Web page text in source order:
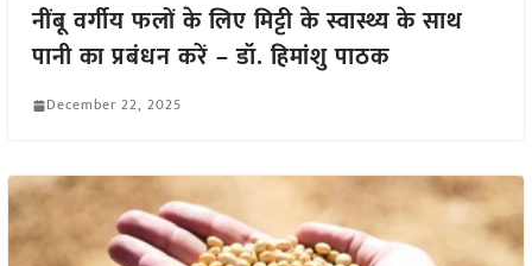
नींबू वर्गीय फलों के लिए मिट्टी के स्वास्थ्य के साथ
पानी का प्रबंधन करें – डॉ. हिमांशु पाठक
December 22, 2025